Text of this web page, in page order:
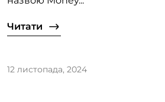
Читати
12 листопада, 2024